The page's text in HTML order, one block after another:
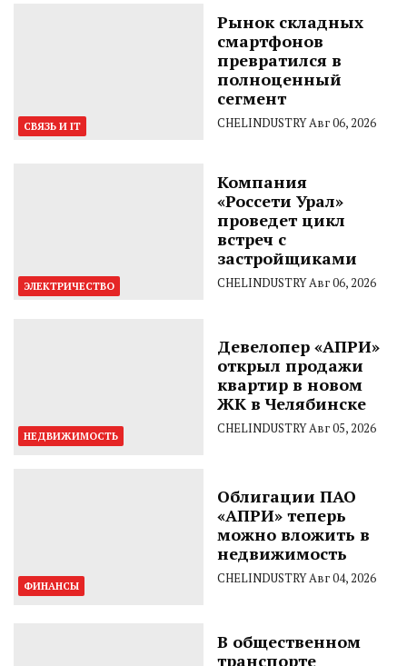
СВЯЗЬ И IT
Рынок складных
смартфонов
превратился в
полноценный
сегмент
CHELINDUSTRYАвг 06, 2026
ЭЛЕКТРИЧЕСТВО
Компания
«Россети Урал»
проведет цикл
встреч с
застройщиками
CHELINDUSTRYАвг 06, 2026
НЕДВИЖИМОСТЬ
Девелопер «АПРИ»
открыл продажи
квартир в новом
ЖК в Челябинске
CHELINDUSTRYАвг 05, 2026
ФИНАНСЫ
Облигации ПАО
«АПРИ» теперь
можно вложить в
недвижимость
CHELINDUSTRYАвг 04, 2026
В общественном
транспорте